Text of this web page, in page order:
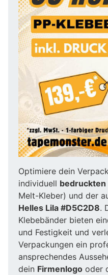
Optimiere dein
individuell bedruckten
Melt-Kleber) und der
Helles Lila #D5C2D8.
Klebebänder bieten
und Festigkeit und
Verpackungen ein
ansprechendes
dein Firmenlogo oder